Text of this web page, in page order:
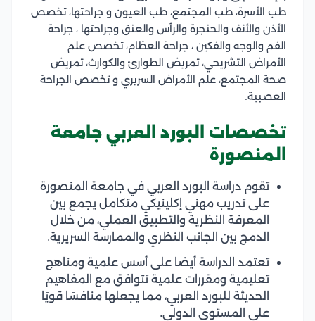
طب الأسرة، طب المجتمع، طب العيون و جراحتها، تخصص
الأذن والأنف والحنجرة والرأس والعنق وجراحتها ، جراحة
الفم والوجه والفكين ، جراحة العظام، تخصص علم
الأمراض التشريحي، تمريض الطوارئ والكوارث، تمريض
صحة المجتمع، علم الأمراض السريري و تخصص الجراحة
العصبية.
تخصصات البورد العربي جامعة
المنصورة
تقوم دراسة البورد العربي في جامعة المنصورة
على تدريب مهني إكلينيكي متكامل يجمع بين
المعرفة النظرية والتطبيق العملي، من خلال
الدمج بين الجانب النظري والممارسة السريرية.
تعتمد الدراسة أيضا على أسس علمية ومناهج
تعليمية ومقررات علمية تتوافق مع المفاهيم
الحديثة للبورد العربي، مما يجعلها منافسًا قويًا
على المستوى الدولي.